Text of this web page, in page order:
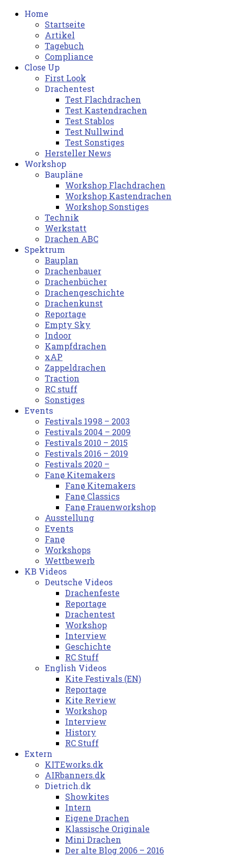
Home
Startseite
Artikel
Tagebuch
Compliance
Close Up
First Look
Drachentest
Test Flachdrachen
Test Kastendrachen
Test Stablos
Test Nullwind
Test Sonstiges
Hersteller News
Workshop
Baupläne
Workshop Flachdrachen
Workshop Kastendrachen
Workshop Sonstiges
Technik
Werkstatt
Drachen ABC
Spektrum
Bauplan
Drachenbauer
Drachenbücher
Drachengeschichte
Drachenkunst
Reportage
Empty Sky
Indoor
Kampfdrachen
xAP
Zappeldrachen
Traction
RC stuff
Sonstiges
Events
Festivals 1998 – 2003
Festivals 2004 – 2009
Festivals 2010 – 2015
Festivals 2016 – 2019
Festivals 2020 –
Fanø Kitemakers
Fanø Kitemakers
Fanø Classics
Fanø Frauenworkshop
Ausstellung
Events
Fanø
Workshops
Wettbewerb
KB Videos
Deutsche Videos
Drachenfeste
Reportage
Drachentest
Workshop
Interview
Geschichte
RC Stuff
English Videos
Kite Festivals (EN)
Reportage
Kite Review
Workshop
Interview
History
RC Stuff
Extern
KITEworks.dk
AIRbanners.dk
Dietrich.dk
Showkites
Intern
Eigene Drachen
Klassische Originale
Mini Drachen
Der alte Blog 2006 – 2016